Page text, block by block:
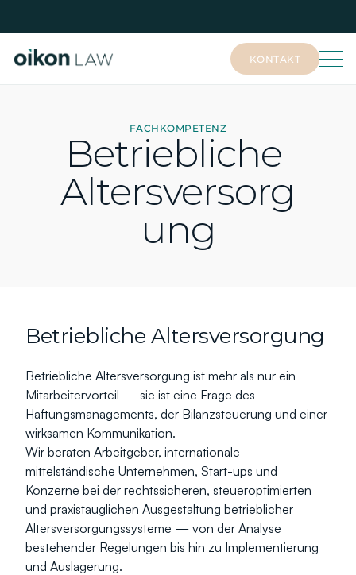
KONTAKT
FACHKOMPETENZ
Betriebliche
Altersversorg
ung
Betriebliche Altersversorgung
Betriebliche Altersversorgung ist mehr als nur ein
Mitarbeitervorteil — sie ist eine Frage des
Haftungsmanagements, der Bilanzsteuerung und einer
wirksamen Kommunikation.
Wir beraten Arbeitgeber, internationale
mittelständische Unternehmen, Start-ups und
Konzerne bei der rechtssicheren, steueroptimierten
und praxistauglichen Ausgestaltung betrieblicher
Altersversorgungssysteme — von der Analyse
bestehender Regelungen bis hin zu Implementierung
und Auslagerung.